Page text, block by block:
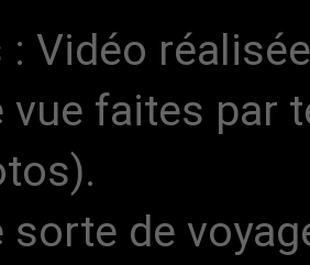
: Vidéo
vue faites par
sorte de